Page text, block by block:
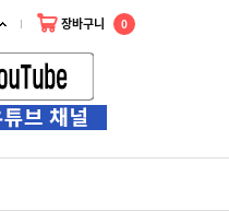
장바구니 0